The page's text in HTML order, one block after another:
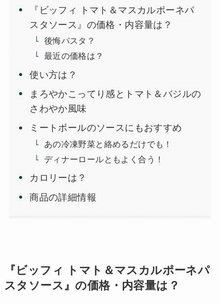
『ビッフィ トマト＆マスカルポーネパ
スタソース』の価格・内容量は？
後悔パスタ？
最近の価格は？
使い方は？
まろやかこってり感とトマト＆バジルの
さわやか風味
ミートボールのソースにもおすすめ
あの冷凍野菜と絡めるだけでも！
ディナーロールともよく合う！
カロリーは？
商品の詳細情報
『ビッフィ トマト＆マスカルポーネパ
スタソース』の価格・内容量は？